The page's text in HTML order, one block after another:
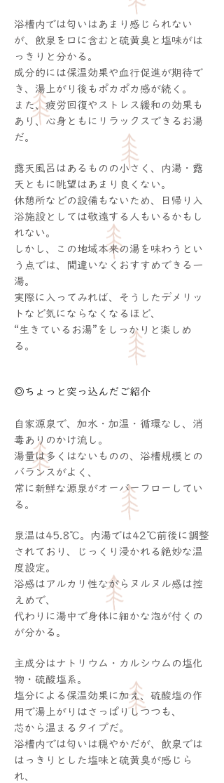
浴槽内では匂いはあまり感じられない
が、飲泉を口に含むと硫黄臭と塩味がは
っきりと分かる。
成分的には保温効果や血行促進が期待で
き、湯上がり後もポカポカ感が続く。
また、疲労回復やストレス緩和の効果も
あり、心身ともにリラックスできるお湯
だ。
露天風呂はあるものの小さく、内湯・露
天ともに眺望はあまり良くない。
休憩所などの設備もないため、日帰り入
浴施設としては敬遠する人もいるかもし
れない。
しかし、この地域本来の湯を味わうとい
う点では、間違いなくおすすめできる一
湯。
実際に入ってみれば、そうしたデメリッ
トなど気にならなくなるほど、
“生きているお湯”をしっかりと楽しめ
る。
◎ちょっと突っ込んだご紹介
自家源泉で、加水・加温・循環なし、消
毒ありのかけ流し。
湯量は多くはないものの、浴槽規模との
バランスがよく、
常に新鮮な源泉がオーバーフローしてい
る。
泉温は45.8℃。内湯では42℃前後に調整
されており、じっくり浸かれる絶妙な温
度設定。
浴感はアルカリ性ながらヌルヌル感は控
えめで、
代わりに湯中で身体に細かな泡が付くの
が分かる。
主成分はナトリウム・カルシウムの塩化
物・硫酸塩系。
塩分による保温効果に加え、硫酸塩の作
用で湯上がりはさっぱりしつつも、
芯から温まるタイプだ。
浴槽内では匂いは穏やかだが、飲泉では
はっきりとした塩味と硫黄臭が感じら
れ、